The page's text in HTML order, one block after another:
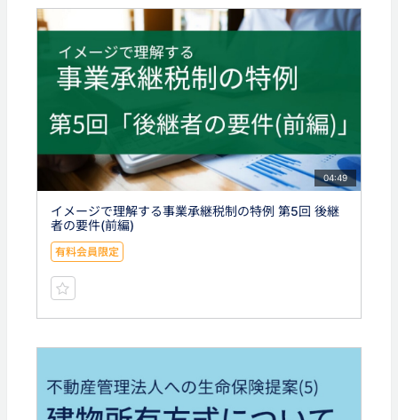
04:49
イメージで理解する事業承継税制の特例 第5回 後継
者の要件(前編)
有料会員限定